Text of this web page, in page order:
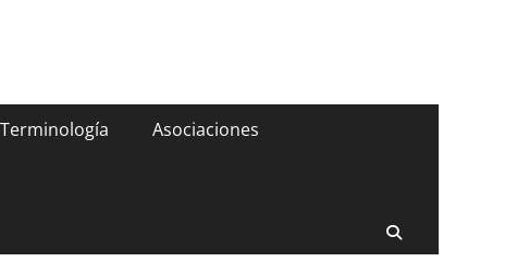
Terminología Asociaciones